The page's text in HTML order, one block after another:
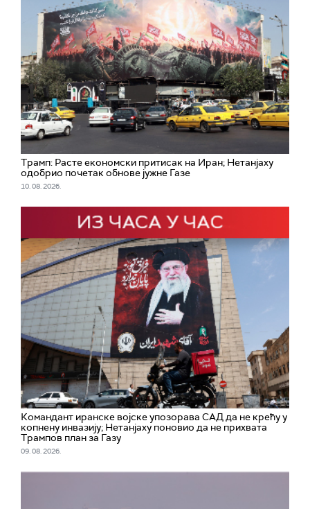
Трамп: Расте економски притисак на Иран; Нетанјаху
одобрио почетак обнове јужне Газе
10. 08. 2026.
Командант иранске војске упозорава САД да не крећу у
копнену инвазију; Нетанјаху поновио да не прихвата
Трампов план за Газу
09. 08. 2026.